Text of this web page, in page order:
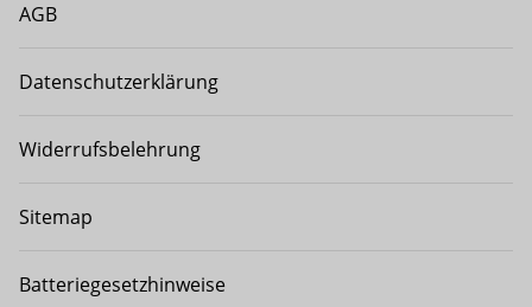
AGB
Datenschutzerklärung
Widerrufsbelehrung
Sitemap
Batteriegesetzhinweise